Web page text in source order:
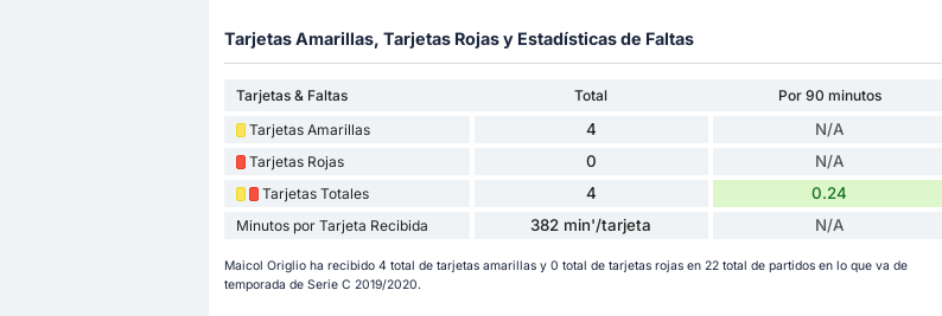
Tarjetas Amarillas, Tarjetas Rojas y Estadísticas de Faltas
Tarjetas & Faltas Total
Por 90 minutos
Tarjetas Amarillas
4 N/A
Tarjetas Rojas 0 N/A
Tarjetas Totales 4 0.24
Minutos por Tarjeta Recibida 382 min'/tarjeta N/A
Maicol Origlio ha recibido 4 total de tarjetas amarillas y 0 total de tarjetas rojas en 22 total de partidos en lo que va de
temporada de Serie C 2019/2020.